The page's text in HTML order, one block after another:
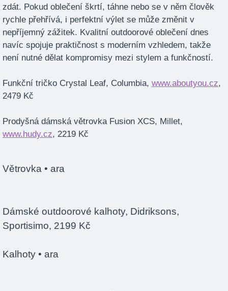
zdát. Pokud oblečení škrtí, táhne nebo se v něm člověk
rychle přehřívá, i perfektní výlet se může změnit v
nepříjemný zážitek. Kvalitní outdoorové oblečení dnes
navíc spojuje praktičnost s moderním vzhledem, takže
není nutné dělat kompromisy mezi stylem a funkčností.
Funkční tričko Crystal Leaf, Columbia, www.aboutyou.cz,
2479 Kč
Prodyšná dámská větrovka Fusion XCS, Millet,
www.hudy.cz, 2219 Kč
Větrovka • ara
Dámské outdoorové kalhoty, Didriksons,
Sportisimo, 2199 Kč
Kalhoty • ara